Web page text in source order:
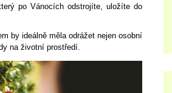
po Vánocích odstrojíte, uložíte do
by ideálně měla odrážet nejen osobní
na životní prostředí.